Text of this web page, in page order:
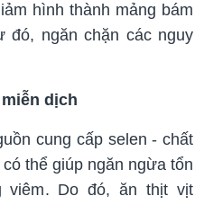
hình thành mảng bám
đó, ngăn chặn các nguy
dịch
cung cấp selen - chất
thể giúp ngăn ngừa tổn
viêm. Do đó, ăn thịt vịt